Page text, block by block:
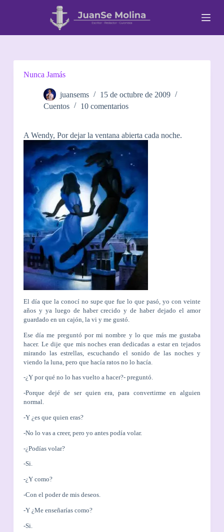
t
Nunca Jamás
juansems
15 de octubre de 2009
Cuentos
10 comentarios
A Wendy, Por dejar la ventana abierta cada noche.
El día que la conocí no supe que fue lo que pasó, yo con veinte
años y ya luego de haber crecido y de haber dejado el amor
guardado en un cajón, la vi y me gustó.
Ese día me preguntó por mi nombre y lo que más me gustaba
hacer. Le dije que mis noches eran dedicadas a estar en tejados
mirando las estrellas, escuchando el sonido de las noches y
viendo la luna, pero que hacía ratos no lo hacía.
-¿Y por qué no lo has vuelto a hacer?- preguntó.
-Porque dejé de ser quien era, para convertirme en alguien
normal.
-Y ¿es que quien eras?
-No lo vas a creer, pero yo antes podía volar.
-¿Podías volar?
-Si.
-¿Y como?
-Con el poder de mis deseos.
-Y ¿Me enseñarías como?
-Si.